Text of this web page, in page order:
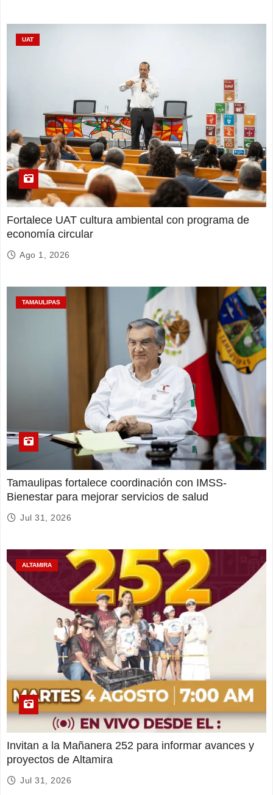
UAT
Fortalece UAT cultura ambiental con programa de
economía circular
Ago 1, 2026
TAMAULIPAS
Tamaulipas fortalece coordinación con IMSS-
Bienestar para mejorar servicios de salud
Jul 31, 2026
ALTAMIRA
Invitan a la Mañanera 252 para informar avances y
proyectos de Altamira
Jul 31, 2026